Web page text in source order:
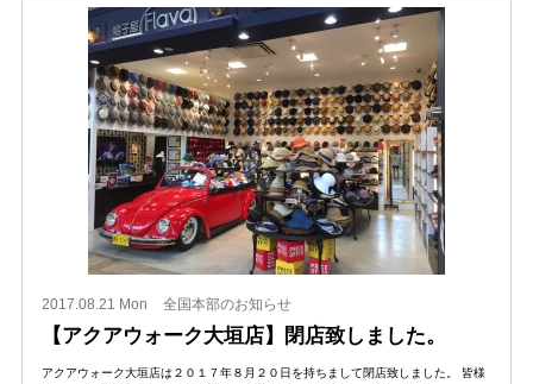
2017.08.21 Mon 全国本部のお知らせ
【アクアウォーク大垣店】閉店致しました。
アクアウォーク大垣店は２０１７年８月２０日を持ちまして閉店致しました。 皆様